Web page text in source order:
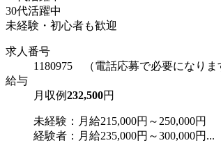
30代活躍中
未経験・初心者も歓迎
求人番号
1180975 （電話応募で必要になりま
給与
月収例232,500円
未経験：月給215,000円～250,000円
経験者：月給235,000円～300,000円...